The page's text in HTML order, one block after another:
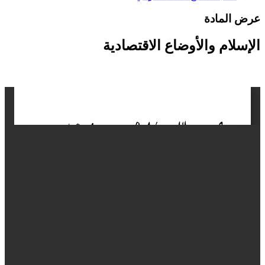
المادة
والأوضاع الاقتصادية